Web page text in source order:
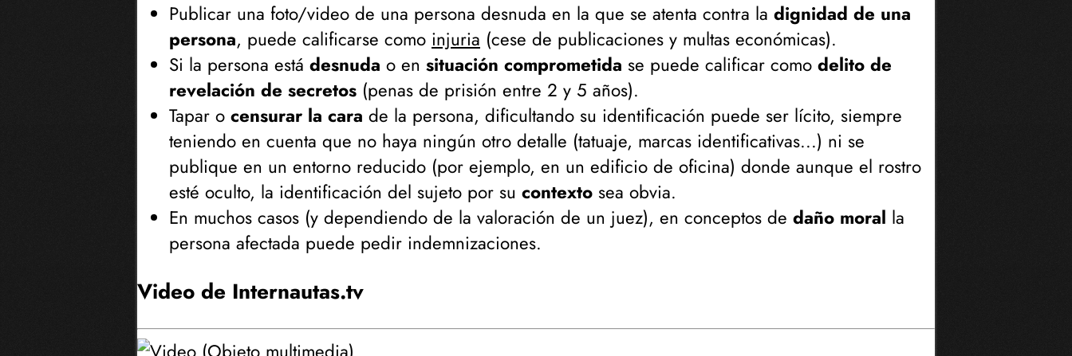
Publicar una foto/video de una persona desnuda en la que se atenta contra la dignidad de una
persona, puede calificarse como injuria (cese de publicaciones y multas económicas).
Si la persona está desnuda o en situación comprometida se puede calificar como delito de
revelación de secretos (penas de prisión entre 2 y 5 años).
Tapar o censurar la cara de la persona, dificultando su identificación puede ser lícito, siempre
teniendo en cuenta que no haya ningún otro detalle (tatuaje, marcas identificativas...) ni se
publique en un entorno reducido (por ejemplo, en un edificio de oficina) donde aunque el rostro
esté oculto, la identificación del sujeto por su contexto sea obvia.
En muchos casos (y dependiendo de la valoración de un juez), en conceptos de daño moral la
persona afectada puede pedir indemnizaciones.
Video de Internautas.tv